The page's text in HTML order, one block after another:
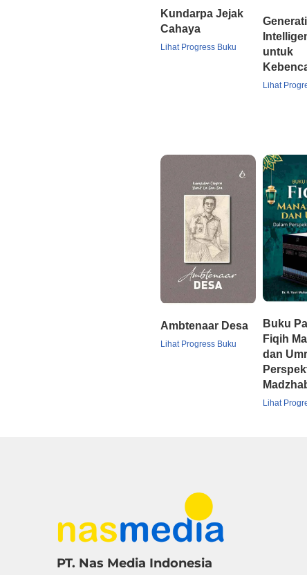
Kundarpa Jejak
Cahaya
Lihat Progress Buku
untuk
Lihat
Ambtenaar Desa
Lihat Progress Buku
Buku
Fiqih
dan
Lihat
PT. Nas Media Indonesia